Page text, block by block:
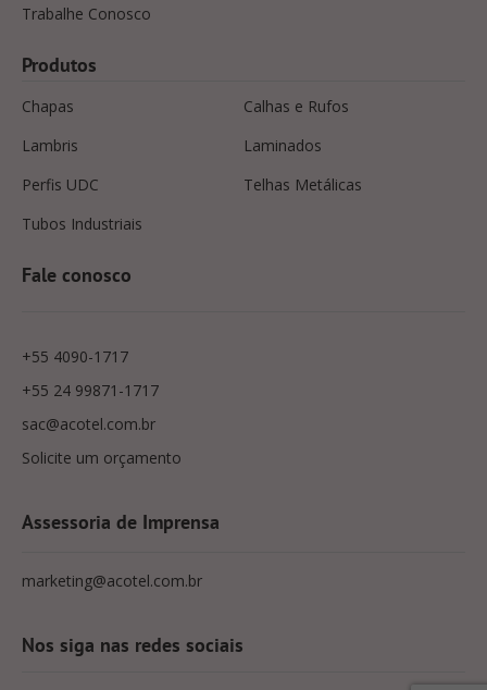
Trabalhe Conosco
Produtos
Chapas
Calhas e Rufos
Lambris
Laminados
Perfis UDC
Telhas Metálicas
Tubos Industriais
Fale conosco
+55 4090-1717
+55 24 99871-1717
sac@acotel.com.br
Solicite um orçamento
Assessoria de Imprensa
marketing@acotel.com.br
Nos siga nas redes sociais